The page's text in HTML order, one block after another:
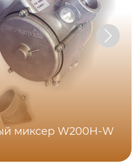
миксер W200H-W